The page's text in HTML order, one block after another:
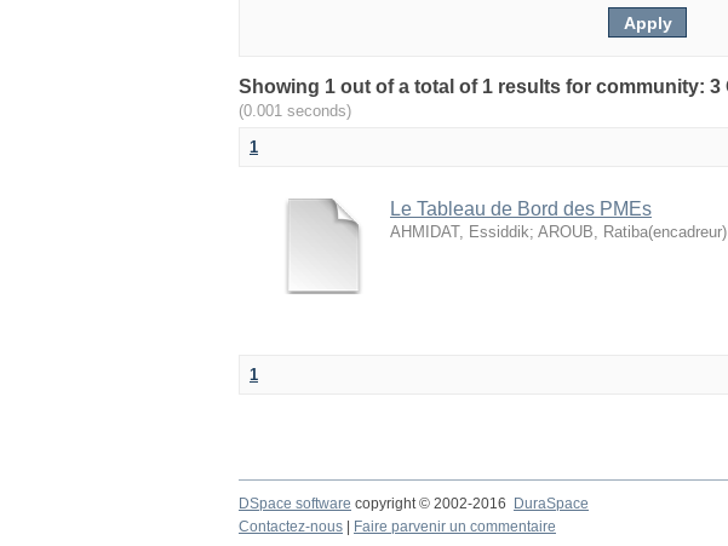
(0.001 seconds)
1
Le Tableau de Bord des PMEs
AHMIDAT, Essiddik; AROUB, Ratiba(encadreur)
1
DSpace software copyright © 2002-2016 DuraSpace
Contactez-nous
Faire parvenir un commentaire